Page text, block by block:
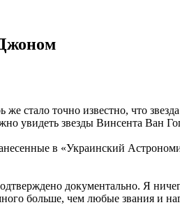
стало точно известно, что
увидеть звезды Винсента Ван
в «Украинский
документально. Я
больше, чем любые звания и